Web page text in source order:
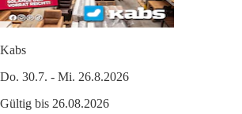
Kabs
Do. 30.7. - Mi. 26.8.2026
Gültig bis 26.08.2026